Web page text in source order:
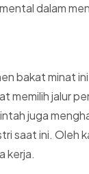
dalam
bakat minat
memilih jalur
juga
saat ini. Oleh
kerja.